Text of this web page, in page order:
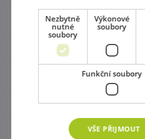
Hudební nástroje
Výtvarní pomůcky - Kreativita
Pohyb a sportovní potřeby
Dětská hřiště
Nezbytně
nutné
soubory
Výkonové
soubory
Funkční soubory
VŠE PŘIJMOUT